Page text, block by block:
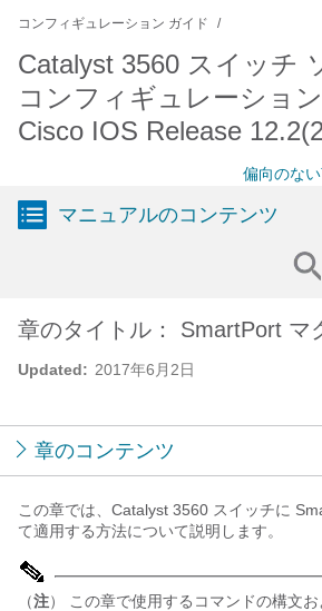
コンフィギュレーション ガイド
Catalyst 3560 スイッチ
コンフィギュレーショ
Cisco IOS Release
偏向のな
マニュアルのコンテンツ
Updated: 2017年6月2日
章のタイトル： SmartPort マ
章のコンテンツ
この章では、Catalyst 3560 スイッチに
て適用する方法について説明します。
（注） この章で使用するコマンドの構文